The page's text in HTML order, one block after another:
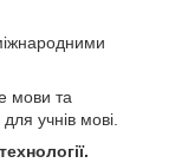
мови та
учнів мові.